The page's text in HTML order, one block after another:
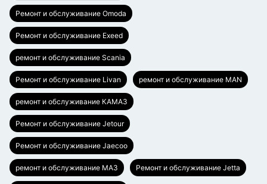
Ремонт и обслуживание Omoda
Ремонт и обслуживание Exeed
ремонт и обслуживание Scania
Ремонт и обслуживание Livan ремонт и обслуживание MAN
ремонт и обслуживание КАМАЗ
Ремонт и обслуживание Jetour
Ремонт и обслуживание Jaecoo
ремонт и обслуживание МАЗ Ремонт и обслуживание Jetta